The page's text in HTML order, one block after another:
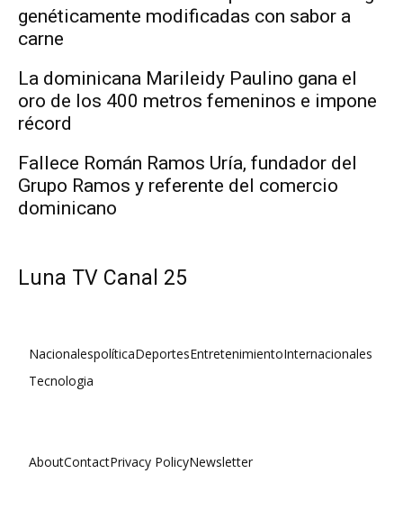
genéticamente modificadas con sabor a
carne
La dominicana Marileidy Paulino gana el
oro de los 400 metros femeninos e impone
récord
Fallece Román Ramos Uría, fundador del
Grupo Ramos y referente del comercio
dominicano
Luna TV Canal 25
NacionalespolíticaDeportesEntretenimientoInternacionales
Tecnologia
AboutContactPrivacy PolicyNewsletter